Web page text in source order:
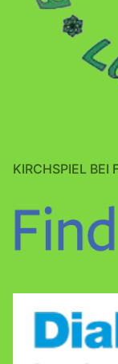
KIRCHSPIEL BEI